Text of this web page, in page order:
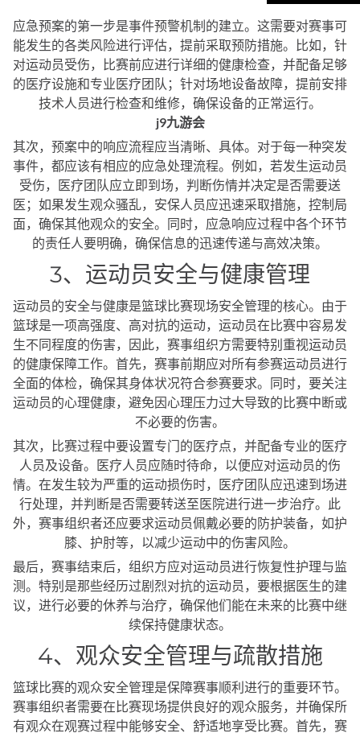
应急预案的第一步是事件预警机制的建立。这需要对赛事可
能发生的各类风险进行评估，提前采取预防措施。比如，针
对运动员受伤，比赛前应进行详细的健康检查，并配备足够
的医疗设施和专业医疗团队；针对场地设备故障，提前安排
技术人员进行检查和维修，确保设备的正常运行。
j9九游会
其次，预案中的响应流程应当清晰、具体。对于每一种突发
事件，都应该有相应的应急处理流程。例如，若发生运动员
受伤，医疗团队应立即到场，判断伤情并决定是否需要送
医；如果发生观众骚乱，安保人员应迅速采取措施，控制局
面，确保其他观众的安全。同时，应急响应过程中各个环节
的责任人要明确，确保信息的迅速传递与高效决策。
3、运动员安全与健康管理
运动员的安全与健康是篮球比赛现场安全管理的核心。由于
篮球是一项高强度、高对抗的运动，运动员在比赛中容易发
生不同程度的伤害，因此，赛事组织方需要特别重视运动员
的健康保障工作。首先，赛事前期应对所有参赛运动员进行
全面的体检，确保其身体状况符合参赛要求。同时，要关注
运动员的心理健康，避免因心理压力过大导致的比赛中断或
不必要的伤害。
其次，比赛过程中要设置专门的医疗点，并配备专业的医疗
人员及设备。医疗人员应随时待命，以便应对运动员的伤
情。在发生较为严重的运动损伤时，医疗团队应迅速到场进
行处理，并判断是否需要转送至医院进行进一步治疗。此
外，赛事组织者还应要求运动员佩戴必要的防护装备，如护
膝、护肘等，以减少运动中的伤害风险。
最后，赛事结束后，组织方应对运动员进行恢复性护理与监
测。特别是那些经历过剧烈对抗的运动员，要根据医生的建
议，进行必要的休养与治疗，确保他们能在未来的比赛中继
续保持健康状态。
4、观众安全管理与疏散措施
篮球比赛的观众安全管理是保障赛事顺利进行的重要环节。
赛事组织者需要在比赛现场提供良好的观众服务，并确保所
有观众在观赛过程中能够安全、舒适地享受比赛。首先，赛